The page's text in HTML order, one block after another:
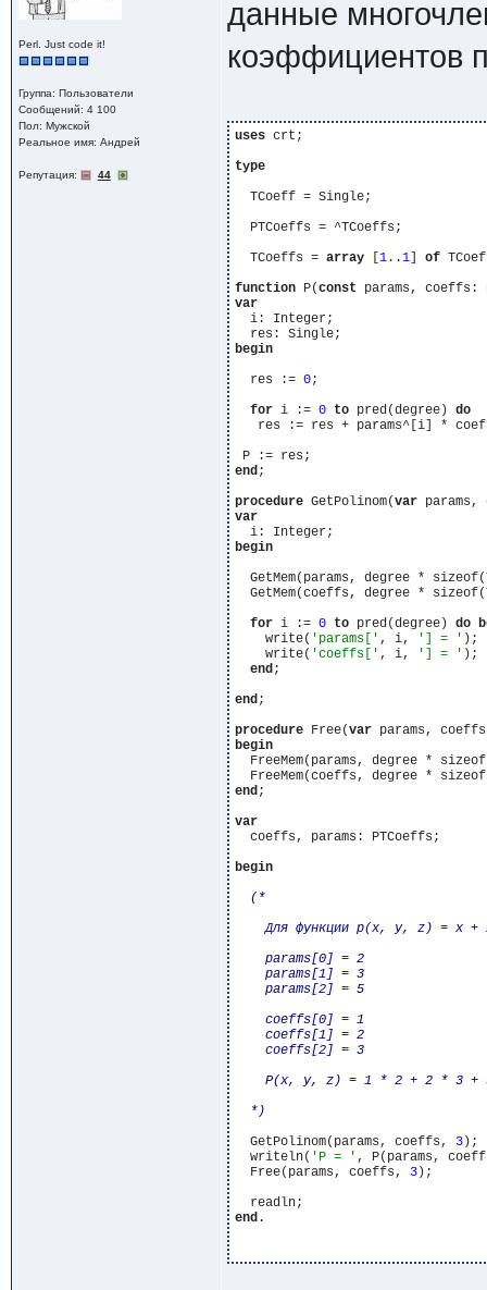
Perl. Just code it!
Группа: Пользователи
Сообщений: 4 100
Пол: Мужской
Реальное имя: Андрей
Репутация: 44
данные
коэффициентов
uses crt;
type
  TCoeff = Single;
  PTCoeffs = ^TCoeffs;
  TCoeffs =
array [ 1. .1] of
function P(const params, coeffs:
var
  i: Integer;
begin
  res :=
0;
for i := 0 to pred(degree) do
res := res + params^[i] *
end;
procedure GetPolinom(var params,
var
begin
GetMem(params, degree *
GetMem(coeffs, degree *
for i := 0 to pred(degree) do
    write(
'params[' , i, '] = ' );
    write(
'coeffs[' , i, '] = ' );
end;
end;
procedure Free(var params,
begin
FreeMem(params, degree *
end;
var
  coeffs, params: PTCoeffs;
begin
(*
Для функции p(x, y, z) = x +
    params[0] = 2
    params[1] = 3
    params[2] = 5
    coeffs[0] = 1
    coeffs[1] = 2
    coeffs[2] = 3
P(x, y, z) = 1 * 2 + 2 * 3 +
  *)
  GetPolinom(params, coeffs,
3);
  writeln(
'P = ' , P(params,
  Free(params, coeffs,
3);
end.